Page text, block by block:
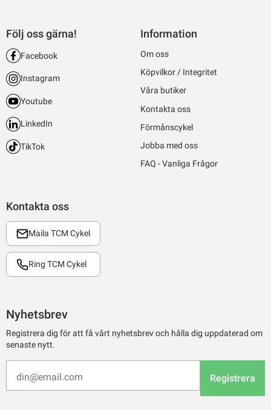
Kontakta oss
Maila TCM Cykel
Ring TCM Cykel
Följ oss gärna!
Facebook
Instagram
Youtube
LinkedIn
TikTok
Information
Om oss
Köpvilkor / Integritet
Våra butiker
Kontakta oss
Förmånscykel
Jobba med oss
FAQ - Vanliga Frågor
Nyhetsbrev
Registrera dig för att få vårt nyhetsbrev och hålla dig uppdaterad om
senaste nytt.
Registrera